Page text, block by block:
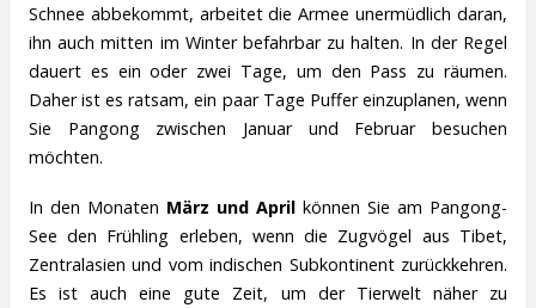
Schnee abbekommt, arbeitet die Armee unermüdlich daran,
ihn auch mitten im Winter befahrbar zu halten. In der Regel
dauert es ein oder zwei Tage, um den Pass zu räumen.
Daher ist es ratsam, ein paar Tage Puffer einzuplanen, wenn
Sie Pangong zwischen Januar und Februar besuchen
möchten.
In den Monaten März und Aprilkönnen Sie am Pangong-
See den Frühling erleben, wenn die Zugvögel aus Tibet,
Zentralasien und vom indischen Subkontinent zurückkehren.
Es ist auch eine gute Zeit, um der Tierwelt näher zu